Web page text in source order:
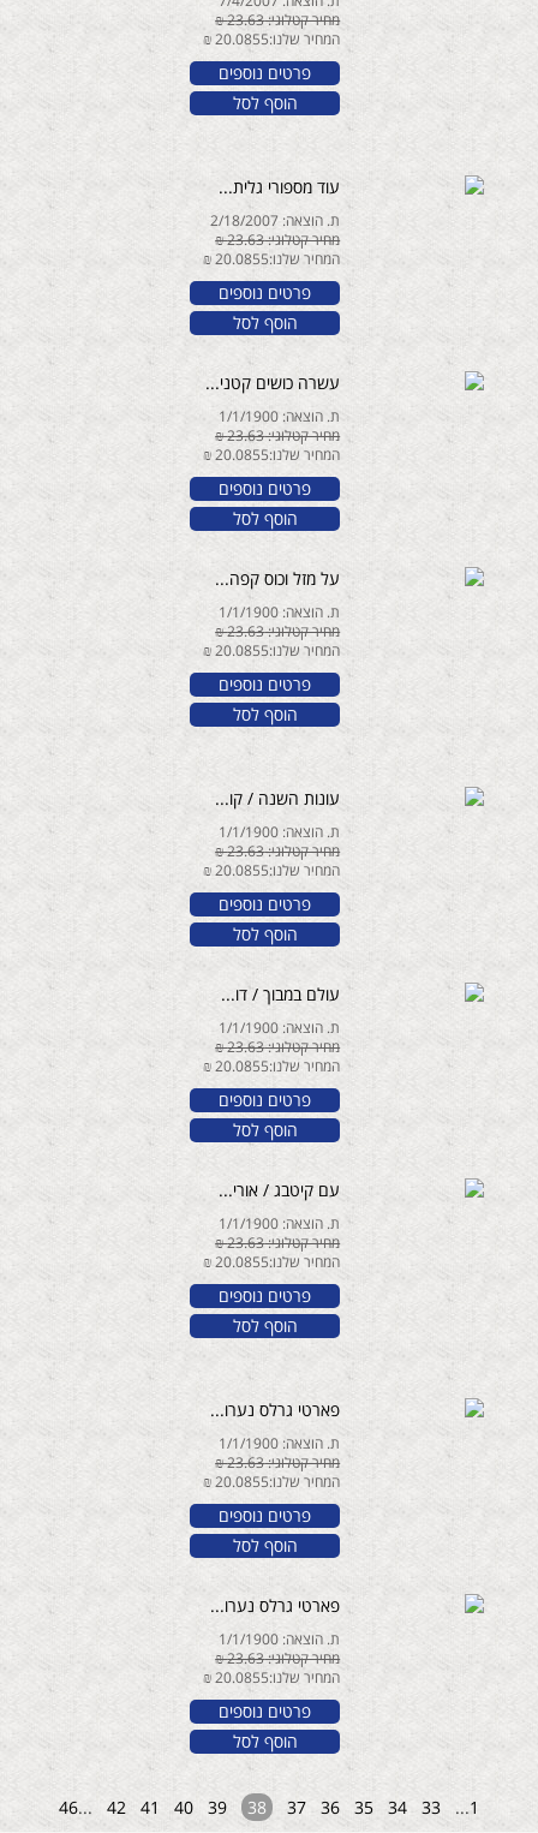
מחיר קטלוגי: 23.63 ₪
המחיר שלנו:20.0855 ₪
פרטים נוספים
הוסף לסל
עוד מספורי גלית...
ת. הוצאה: 2/18/2007
מחיר קטלוגי: 23.63 ₪
המחיר שלנו:20.0855 ₪
פרטים נוספים
הוסף לסל
עשרה כושים קטני...
ת. הוצאה: 1/1/1900
מחיר קטלוגי: 23.63 ₪
המחיר שלנו:20.0855 ₪
פרטים נוספים
הוסף לסל
על מזל וכוס קפה...
ת. הוצאה: 1/1/1900
מחיר קטלוגי: 23.63 ₪
המחיר שלנו:20.0855 ₪
פרטים נוספים
הוסף לסל
עונות השנה / קו...
ת. הוצאה: 1/1/1900
מחיר קטלוגי: 23.63 ₪
המחיר שלנו:20.0855 ₪
פרטים נוספים
הוסף לסל
עולם במבוך / דו...
ת. הוצאה: 1/1/1900
מחיר קטלוגי: 23.63 ₪
המחיר שלנו:20.0855 ₪
פרטים נוספים
הוסף לסל
עם קיטבג / אורי...
ת. הוצאה: 1/1/1900
מחיר קטלוגי: 23.63 ₪
המחיר שלנו:20.0855 ₪
פרטים נוספים
הוסף לסל
פארטי גרלס נערו...
ת. הוצאה: 1/1/1900
מחיר קטלוגי: 23.63 ₪
המחיר שלנו:20.0855 ₪
פרטים נוספים
הוסף לסל
פארטי גרלס נערו...
ת. הוצאה: 1/1/1900
מחיר קטלוגי: 23.63 ₪
המחיר שלנו:20.0855 ₪
פרטים נוספים
הוסף לסל
1
...
33
34
35
36
37
38
39
40
41
42
...
46